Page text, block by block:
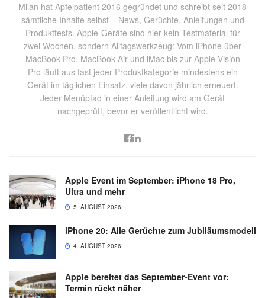
Milan hat Apfelpatient 2016 gegründet und schreibt seit 2018
sämtliche Inhalte selbst – News, Gerüchte, Anleitungen und
Produkttests. Apple-Geräte sind hier kein Testmaterial für
zwei Wochen, sondern Alltagswerkzeug: Vom iPhone über
MacBook Pro, MacBook Air und iMac bis zur Apple Vision
Pro läuft aus fast jeder Produktkategorie mindestens ein
Gerät im täglichen Einsatz, viele davon jährlich erneuert.
Jeder Menüpfad in einer Anleitung wird am Gerät
nachgeprüft, bevor er veröffentlicht wird.
Apple Event im September: iPhone 18 Pro,
Ultra und mehr
5. AUGUST 2026
iPhone 20: Alle Gerüchte zum Jubiläumsmodell
4. AUGUST 2026
Apple bereitet das September-Event vor:
Termin rückt näher